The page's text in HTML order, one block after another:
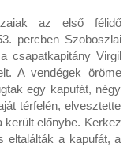
az első félidő
percben Szoboszlai
csapatkapitány Virgil
A vendégek öröme
egy kapufát, négy
térfelén, elvesztette
került előnybe. Kerkez
eltalálták a kapufát, a